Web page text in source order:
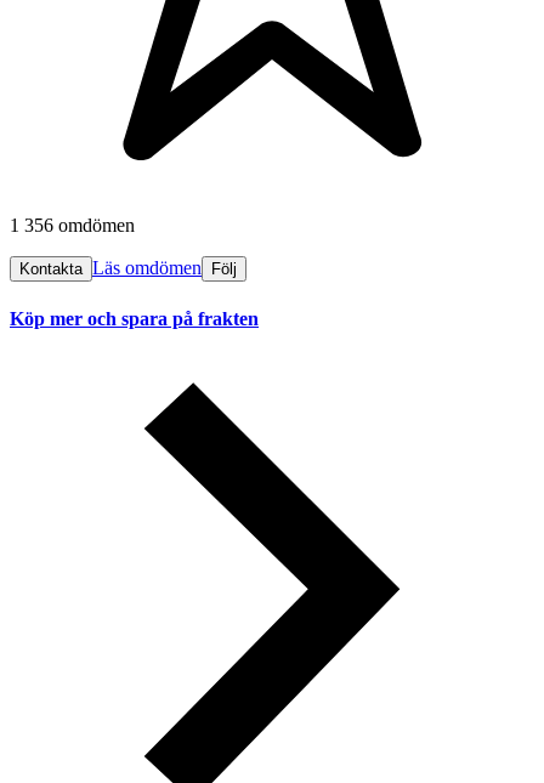
1 356 omdömen
Kontakta Läs omdömen Följ
Köp mer och spara på frakten